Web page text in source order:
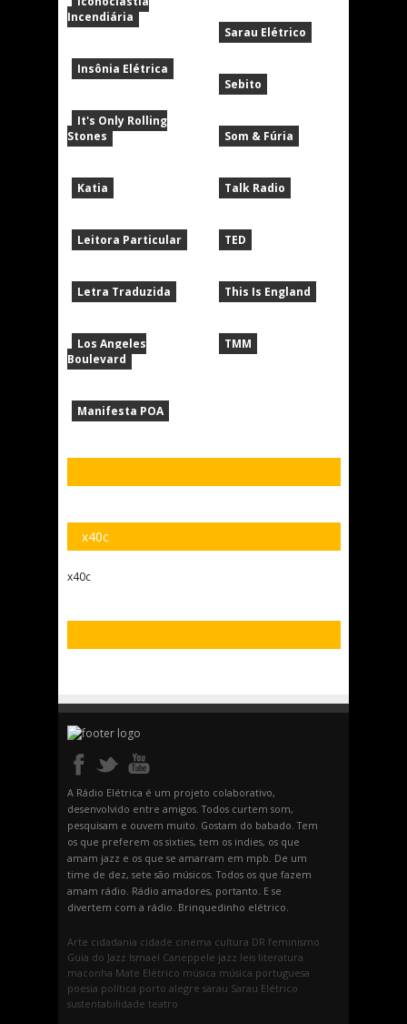
Incendiária
Insônia Elétrica
It's Only Rolling
Stones
Katia
Leitora Particular
Letra Traduzida
Los Angeles
Boulevard
Manifesta POA
Sarau Elétrico
Sebito
Som & Fúria
Talk Radio
TED
This Is England
TMM
x40c
x40c
A Rádio Elétrica é um projeto colaborativo,
desenvolvido entre amigos. Todos curtem som,
pesquisam e ouvem muito. Gostam do babado. Tem
os que preferem os sixties, tem os indies, os que
amam jazz e os que se amarram em mpb. De um
time de dez, sete são músicos. Todos os que fazem
amam rádio. Rádio amadores, portanto. E se
divertem com a rádio. Brinquedinho elétrico.
Arte cidadania cidade cinema cultura DR feminismo
Guia do Jazz Ismael Caneppele jazz leis literatura
maconha Mate Elétrico música música portuguesa
poesia política porto alegre sarau Sarau Elétrico
sustentabilidade teatro